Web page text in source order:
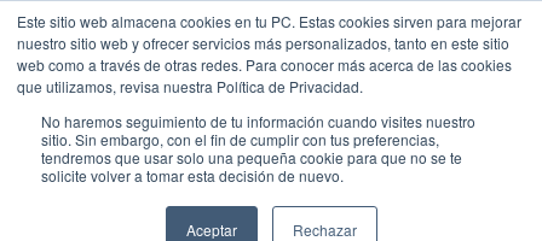
Este sitio web almacena cookies en tu PC. Estas cookies sirven para mejorar
nuestro sitio web y ofrecer servicios más personalizados, tanto en este sitio
web como a través de otras redes. Para conocer más acerca de las cookies
que utilizamos, revisa nuestra Política de Privacidad.
No haremos seguimiento de tu información cuando visites nuestro
sitio. Sin embargo, con el fin de cumplir con tus preferencias,
tendremos que usar solo una pequeña cookie para que no se te
solicite volver a tomar esta decisión de nuevo.
Aceptar Rechazar